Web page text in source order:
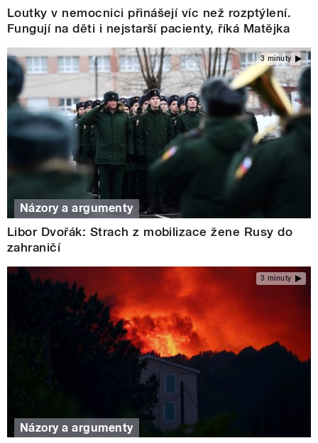
Loutky v nemocnici přinášejí víc než rozptýlení.
Fungují na děti i nejstarší pacienty, říká Matějka
3 minuty
Názory a argumenty
Libor Dvořák: Strach z mobilizace žene Rusy do
zahraničí
3 minuty
Názory a argumenty